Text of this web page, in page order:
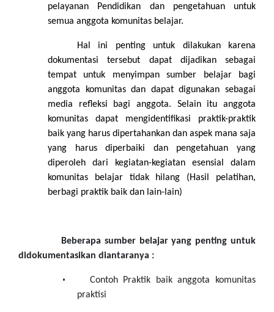
pelayanan Pendidikan dan pengetahuan untuk
semua anggota komunitas belajar.
Hal ini penting untuk dilakukan karena
dokumentasi tersebut dapat dijadikan sebagai
tempat untuk menyimpan sumber belajar bagi
anggota komunitas dan dapat digunakan sebagai
media refleksi bagi anggota. Selain itu anggota
komunitas dapat mengidentifikasi praktik-praktik
baik yang harus dipertahankan dan aspek mana saja
yang harus diperbaiki dan pengetahuan yang
diperoleh dari kegiatan-kegiatan esensial dalam
komunitas belajar tidak hilang (Hasil pelatihan,
berbagi praktik baik dan lain-lain)
Beberapa sumber belajar yang penting untuk
didokumentasikan diantaranya :
•
Contoh Praktik baik anggota komunitas
praktisi